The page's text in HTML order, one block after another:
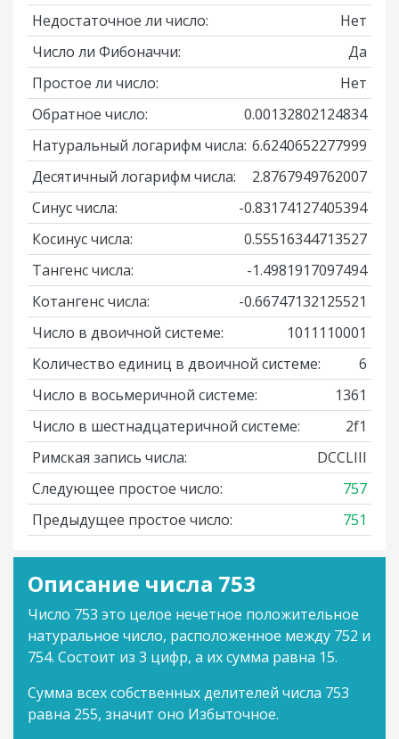
Недостаточное ли число:
Нет
Число ли Фибоначчи:
Да
Простое ли число:
Нет
Обратное число:
0.00132802124834
Натуральный логарифм числа: 6.6240652277999
Десятичный логарифм числа:
2.8767949762007
Синус числа:
-0.83174127405394
Косинус числа:
0.55516344713527
Тангенс числа:
-1.4981917097494
Котангенс числа:
-0.66747132125521
Число в двоичной системе:
1011110001
Количество единиц в двоичной системе:
6
Число в восьмеричной системе:
1361
Число в шестнадцатеричной системе:
2f1
Римская запись числа:
DCCLIII
Следующее простое число:
757
Предыдущее простое число:
751
Описание числа 753
Число 753 это целое нечетное положительное
натуральное число, расположенное между 752 и
754. Состоит из 3 цифр, а их сумма равна 15.
Сумма всех собственных делителей числа 753
равна 255, значит оно Избыточное.